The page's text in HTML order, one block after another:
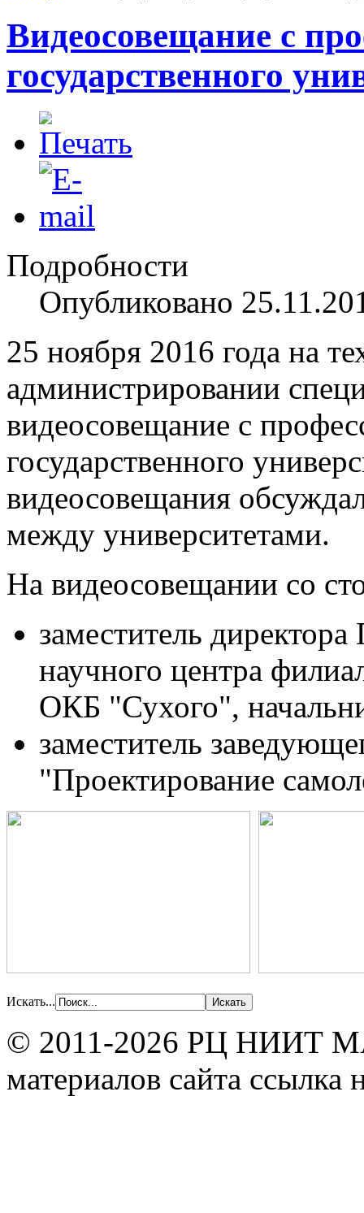
Видеосовещание с
государственного
Подробности
Опубликовано
25 ноября 2016 года на
администрировании
видеосовещание с
государственного
видеосовещания
между университетами.
На видеосовещании со
заместитель директора
научного центра
ОКБ "Сухого",
заместитель
"Проектирование
Искать...
© 2011-2026 РЦ НИИТ
материалов сайта ссылка